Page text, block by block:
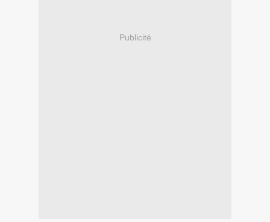
Publicité